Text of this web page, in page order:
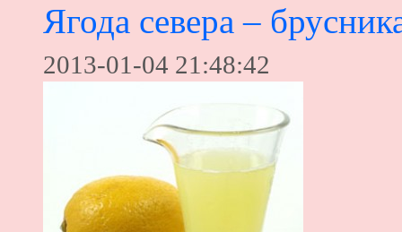
Ягода севера –
2013-01-04 21:48:42